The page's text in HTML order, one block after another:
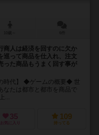
商人は経済を回すのに欠か
巡って商品を仕入れ、注文
った商品もうまく回す事が
時代】 ◆ゲームの概要◆ 世
なたは都市と都市を商品で
...
35
お気に入り
109
持ってる